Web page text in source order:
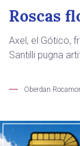
Roscas
Axel, el Gótico,
Santilli pugna
Oberdan